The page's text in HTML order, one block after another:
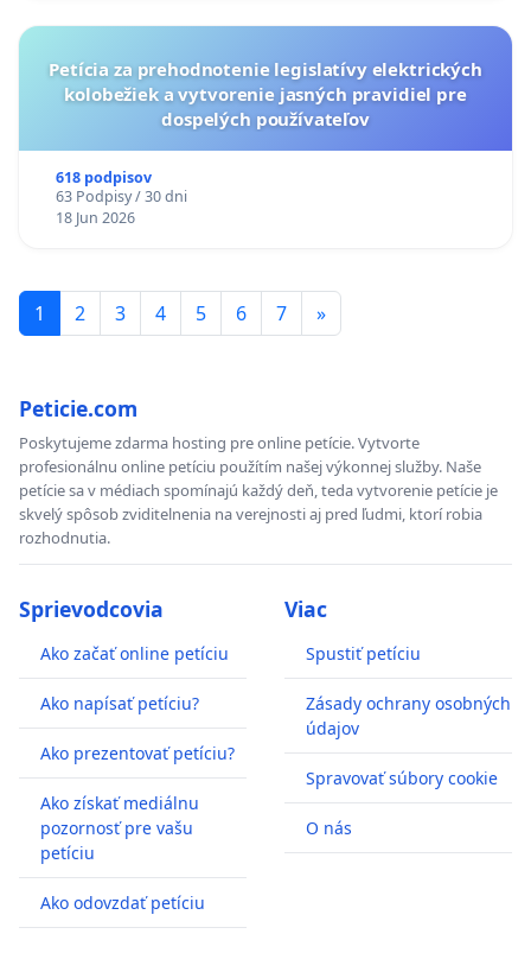
Petícia za prehodnotenie legislatívy elektrických
kolobežiek a vytvorenie jasných pravidiel pre
dospelých používateľov
618 podpisov
63 Podpisy / 30 dni
18 Jun 2026
1 2 3 4 5 6 7 »
Peticie.com
Poskytujeme zdarma hosting pre online petície. Vytvorte
profesionálnu online petíciu použítím našej výkonnej služby. Naše
petície sa v médiach spomínajú každý deň, teda vytvorenie petície je
skvelý spôsob zviditelnenia na verejnosti aj pred ľudmi, ktorí robia
rozhodnutia.
Sprievodcovia
Ako začať online petíciu
Ako napísať petíciu?
Ako prezentovať petíciu?
Ako získať mediálnu
pozornosť pre vašu
petíciu
Ako odovzdať petíciu
Viac
Spustiť petíciu
Zásady ochrany osobných
údajov
Spravovať súbory cookie
O nás